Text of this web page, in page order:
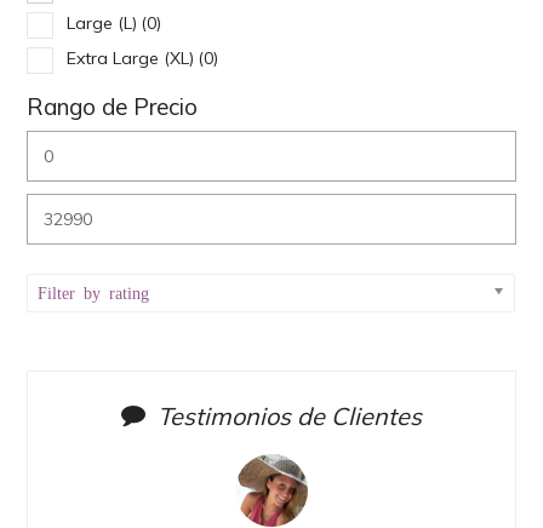
Large (L) (0)
Extra Large (XL) (0)
Rango de Precio
Filter by rating
Testimonios de Clientes